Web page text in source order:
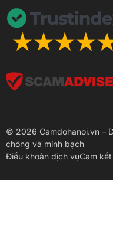
© 2026 Camdohanoi.vn –
chóng và minh bạch
Điều khoản dịch vụCam